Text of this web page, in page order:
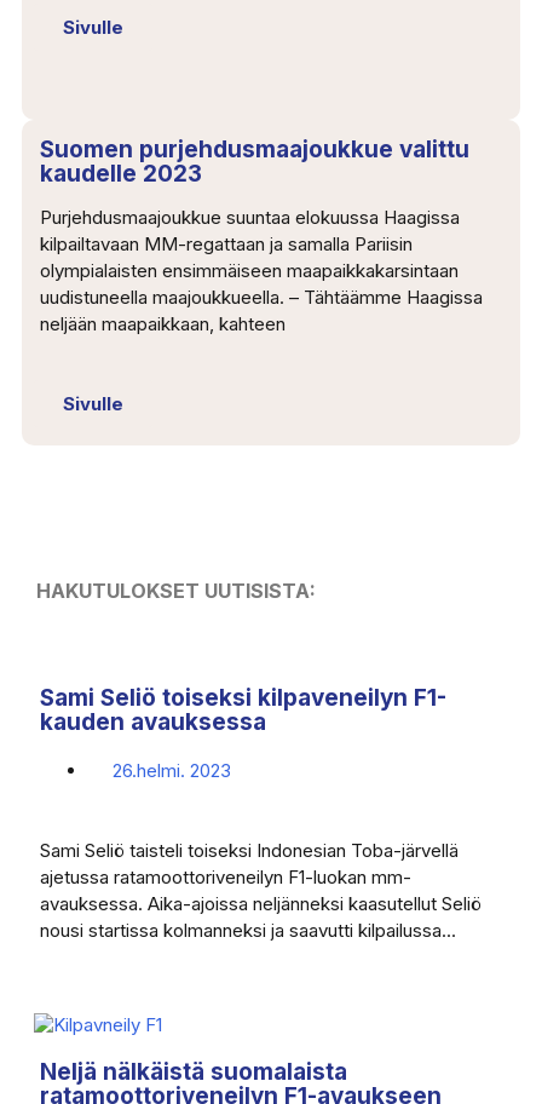
Sivulle
Suomen purjehdusmaajoukkue valittu
kaudelle 2023
Purjehdusmaajoukkue suuntaa elokuussa Haagissa
kilpailtavaan MM-regattaan ja samalla Pariisin
olympialaisten ensimmäiseen maapaikkakarsintaan
uudistuneella maajoukkueella. – Tähtäämme Haagissa
neljään maapaikkaan, kahteen
Sivulle
HAKUTULOKSET UUTISISTA:
Sami Seliö toiseksi kilpaveneilyn F1-
kauden avauksessa
26.helmi. 2023
Sami Seliö taisteli toiseksi Indonesian Toba-järvellä
ajetussa ratamoottoriveneilyn F1-luokan mm-
avauksessa. Aika-ajoissa neljänneksi kaasutellut Seliö
nousi startissa kolmanneksi ja saavutti kilpailussa...
Neljä nälkäistä suomalaista
ratamoottoriveneilyn F1-avaukseen